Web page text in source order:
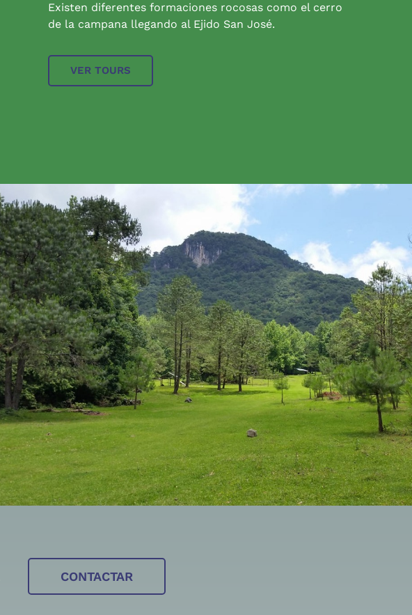
Existen diferentes formaciones rocosas como el cerro
de la campana llegando al Ejido San José.
VER TOURS
CONTACTAR